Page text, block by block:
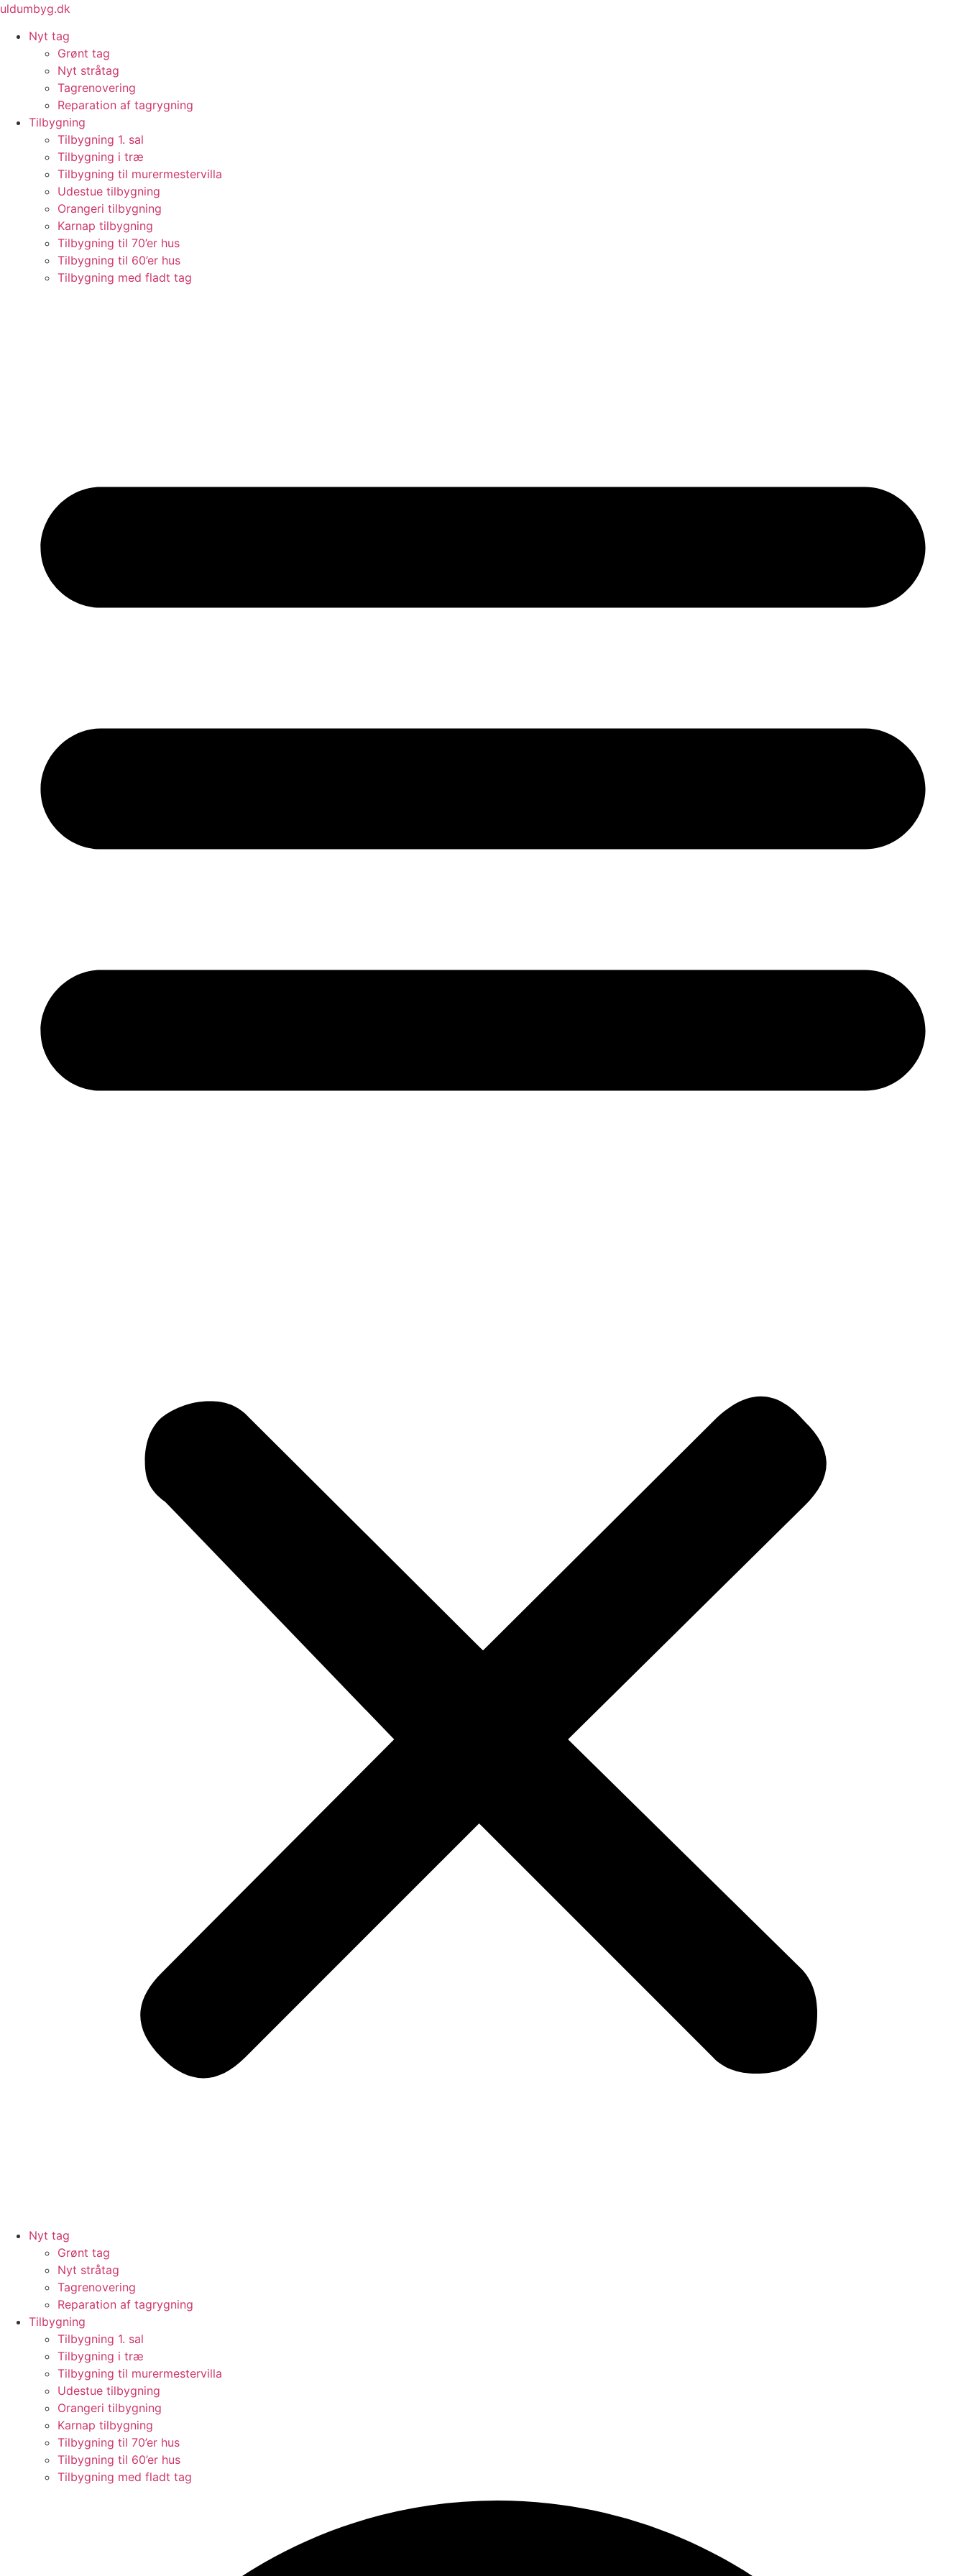
Videre
indhold
uldumbyg.dk
Nyt tag
Grønt tag
Nyt stråtag
Tagrenovering
Reparation af tagrygning
Tilbygning
Tilbygning 1. sal
Tilbygning i træ
Tilbygning til murermestervilla
Udestue tilbygning
Orangeri tilbygning
Karnap tilbygning
Tilbygning til 70’er hus
Tilbygning til 60’er hus
Tilbygning med fladt tag
Nyt tag
Grønt tag
Nyt stråtag
Tagrenovering
Reparation af tagrygning
Tilbygning
Tilbygning 1. sal
Tilbygning i træ
Tilbygning til murermestervilla
Udestue tilbygning
Orangeri tilbygning
Karnap tilbygning
Tilbygning til 70’er hus
Tilbygning til 60’er hus
Tilbygning med fladt tag